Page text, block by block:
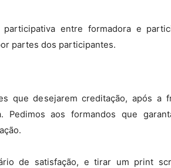
entre formadora e
partes dos participantes.
que desejarem creditação, após a
Pedimos aos formandos que
de satisfação, e tirar um print